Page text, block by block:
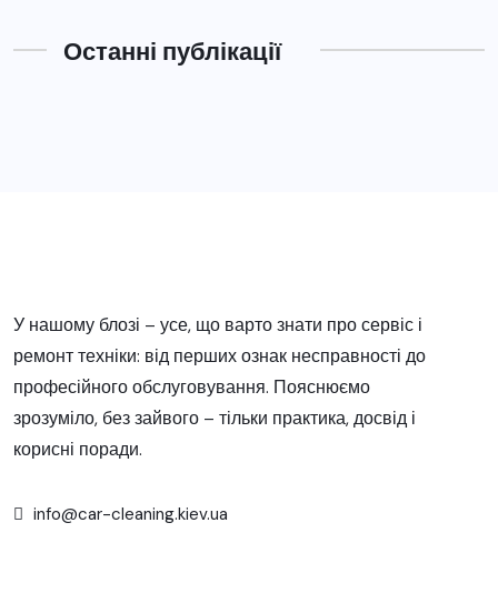
Останні публікації
У нашому блозі – усе, що варто знати про сервіс і
ремонт техніки: від перших ознак несправності до
професійного обслуговування. Пояснюємо
зрозуміло, без зайвого – тільки практика, досвід і
корисні поради.
info@car-cleaning.kiev.ua